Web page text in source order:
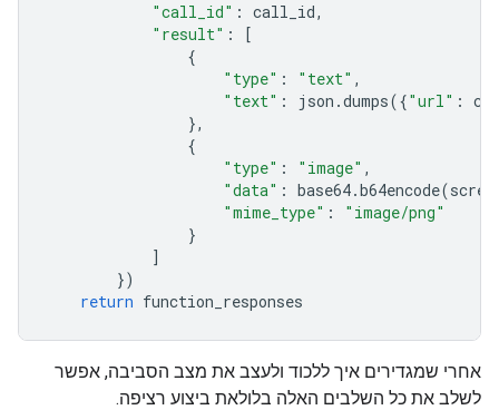
"call_id" : call_id,
"result" :
[
{
"type" : "text" ,
"text" : json .dumps({"url" :
},
{
"type" : "image" ,
"data" : base64.b64encode(
"mime_type" :
"image/png"
}
]
})
return function_responses
אחרי שמגדירים איך ללכוד ולעצב את מצב הסביבה, אפשר
לשלב את כל השלבים האלה בלולאת ביצוע רציפה.